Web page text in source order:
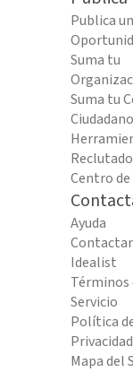
Publica
Suma tu
Suma tu
Ciudadano
Centro de
Ayuda
Idealist
Términos
Servicio
Política
Privacidad
Mapa del